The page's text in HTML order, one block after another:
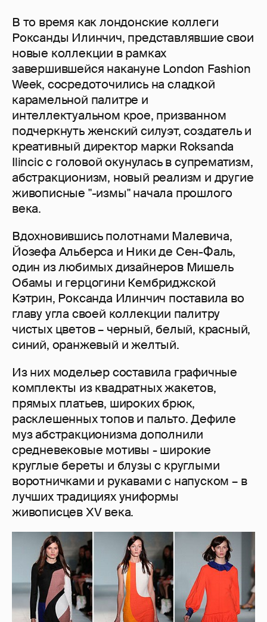
В то время как лондонские коллеги
Роксанды Илинчич, представлявшие свои
новые коллекции в рамках
завершившейся накануне London Fashion
Week, сосредоточились на сладкой
карамельной палитре и
интеллектуальном крое, призванном
подчеркнуть женский силуэт, создатель и
креативный директор марки Roksanda
Ilincic с головой окунулась в супрематизм,
абстракционизм, новый реализм и другие
живописные "-измы" начала прошлого
века.
Вдохновившись полотнами Малевича,
Йозефа Альберса и Ники де Сен-Фаль,
один из любимых дизайнеров Мишель
Обамы и герцогини Кембриджской
Кэтрин, Роксанда Илинчич поставила во
главу угла своей коллекции палитру
чистых цветов – черный, белый, красный,
синий, оранжевый и желтый.
Из них модельер составила графичные
комплекты из квадратных жакетов,
прямых платьев, широких брюк,
расклешенных топов и пальто. Дефиле
муз абстракционизма дополнили
средневековые мотивы - широкие
круглые береты и блузы с круглыми
воротничками и рукавами с напуском – в
лучших традициях униформы
живописцев ХV века.